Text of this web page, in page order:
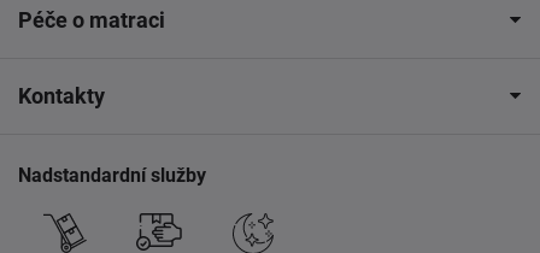
Péče o matraci
Kontakty
Nadstandardní služby